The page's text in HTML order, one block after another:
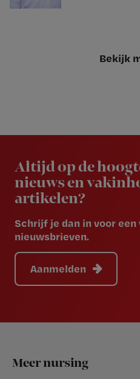
Bekijk
Altijd op de
nieuws en
artikelen?
Schrijf je dan in voor een
nieuwsbrieven.
Aanmelden
Footer
Meer nursing